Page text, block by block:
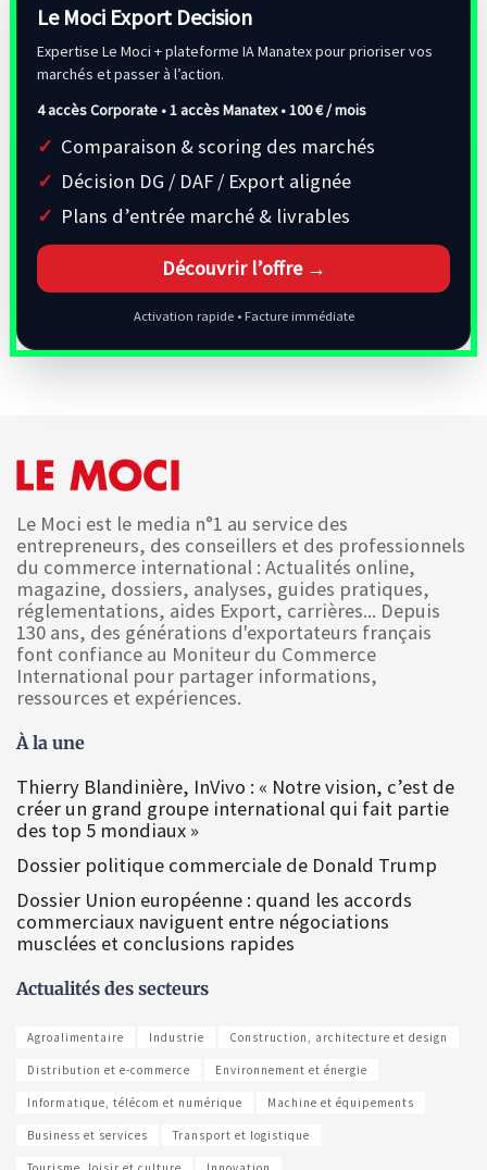
Le Moci Export Decision
Expertise Le Moci + plateforme IA Manatex pour prioriser vos
marchés et passer à l’action.
4 accès Corporate • 1 accès Manatex •100 € / mois
Comparaison & scoring des marchés
Décision DG / DAF / Export alignée
Plans d’entrée marché & livrables
Découvrir l’offre →
Activation rapide • Facture immédiate
Le Moci est le media n°1 au service des
entrepreneurs, des conseillers et des professionnels
du commerce international : Actualités online,
magazine, dossiers, analyses, guides pratiques,
réglementations, aides Export, carrières... Depuis
130 ans, des générations d'exportateurs français
font confiance au Moniteur du Commerce
International pour partager informations,
ressources et expériences.
À la une
Thierry Blandinière, InVivo : « Notre vision, c’est de
créer un grand groupe international qui fait partie
des top 5 mondiaux »
Dossier politique commerciale de Donald Trump
Dossier Union européenne : quand les accords
commerciaux naviguent entre négociations
musclées et conclusions rapides
Actualités des secteurs
Agroalimentaire Industrie Construction, architecture et design
Distribution et e-commerce Environnement et énergie
Informatique, télécom et numérique Machine et équipements
Business et services Transport et logistique